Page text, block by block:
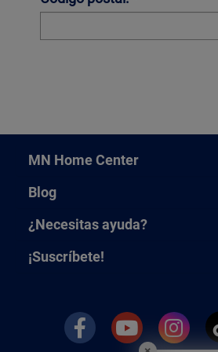
MN Home Center
Blog
¿Necesitas ayuda?
¡Suscríbete!